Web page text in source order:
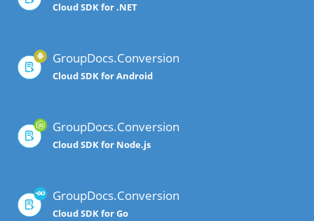
Cloud SDK for .NET
GroupDocs.Conversion
Cloud SDK for Android
GroupDocs.Conversion
Cloud SDK for Node.js
GroupDocs.Conversion
Cloud SDK for Go